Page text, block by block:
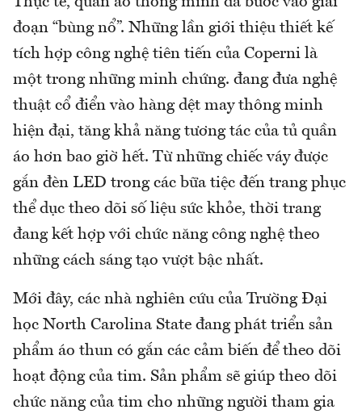
đoạn “bùng nổ”. Những lần giới thiệu thiết kế
tích hợp công nghệ tiên tiến của Coperni là
một trong những minh chứng. đang đưa nghệ
thuật cổ điển vào hàng dệt may thông minh
hiện đại, tăng khả năng tương tác của tủ quần
áo hơn bao giờ hết. Từ những chiếc váy được
gắn đèn LED trong các bữa tiệc đến trang phục
thể dục theo dõi số liệu sức khỏe, thời trang
đang kết hợp với chức năng công nghệ theo
những cách sáng tạo vượt bậc nhất.
Mới đây, các nhà nghiên cứu của Trường Đại
học North Carolina State đang phát triển sản
phẩm áo thun có gắn các cảm biến để theo dõi
hoạt động của tim. Sản phẩm sẽ giúp theo dõi
chức năng của tim cho những người tham gia